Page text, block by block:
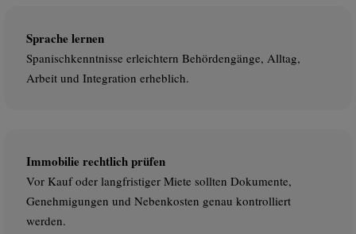
Sprache lernen
Spanischkenntnisse erleichtern Behördengänge, Alltag,
Arbeit und Integration erheblich.
Immobilie rechtlich prüfen
Vor Kauf oder langfristiger Miete sollten Dokumente,
Genehmigungen und Nebenkosten genau kontrolliert
werden.